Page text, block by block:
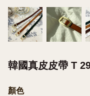
韓國真皮皮帶 T
顏色